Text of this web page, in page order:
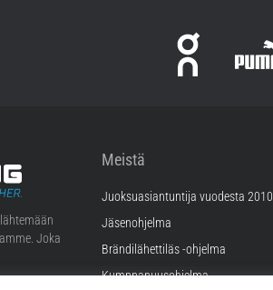
Joka
Meistä
Juoksuasiantuntija vuodesta 2010
Jäsenohjelma
Brändilähettiläs -ohjelma
Kumppanuusohjelma